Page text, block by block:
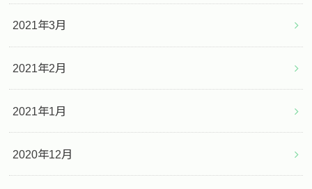
2021年3月
2021年2月
2021年1月
2020年12月